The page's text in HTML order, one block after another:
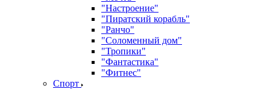
"Настроение"
"Пиратский корабль"
"Ранчо"
"Соломенный дом"
"Тропики"
"Фантастика"
"Фитнес"
Спорт